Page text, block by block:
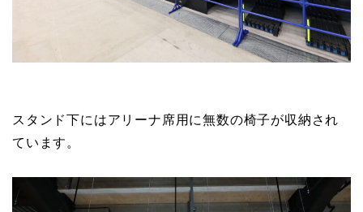
スタンド下にはアリーナ席用に無数の椅子が収納され
ています。